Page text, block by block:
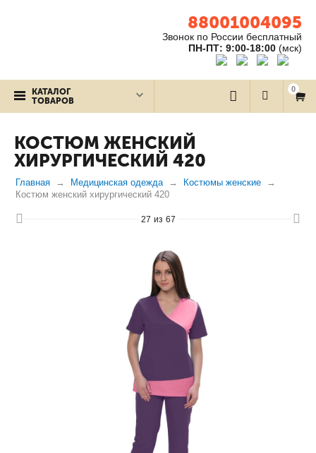
88001004095
Звонок по России бесплатный
ПН-ПТ: 9:00-18:00 (мск)
КАТАЛОГ
ТОВАРОВ
0
КОСТЮМ ЖЕНСКИЙ
ХИРУРГИЧЕСКИЙ 420
Главная Медицинская одежда
Костюмы женские
Костюм женский хирургический 420
27 из 67